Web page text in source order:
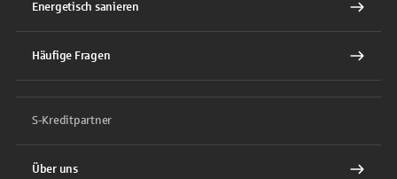
Energetisch sanieren
Häufige Fragen
S-Kreditpartner
Über uns